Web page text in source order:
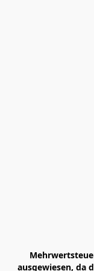
ausgewiesen, da